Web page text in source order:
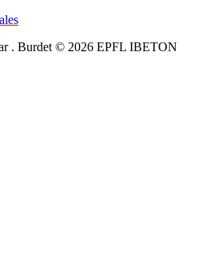
. Burdet © 2026 EPFL IBETON